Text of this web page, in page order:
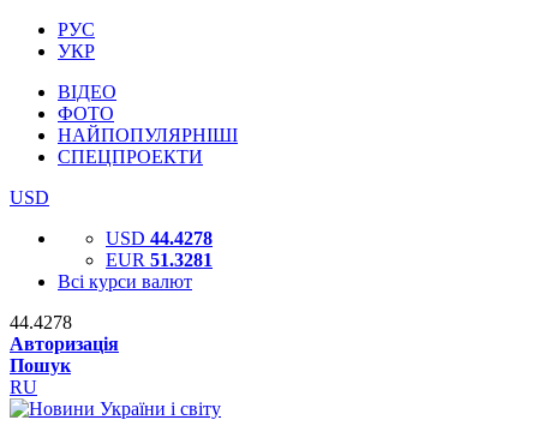
РУС
УКР
ВІДЕО
ФОТО
НАЙПОПУЛЯРНІШІ
СПЕЦПРОЕКТИ
USD
USD 44.4278
EUR 51.3281
Всі курси валют
44.4278
Авторизація
Пошук
RU